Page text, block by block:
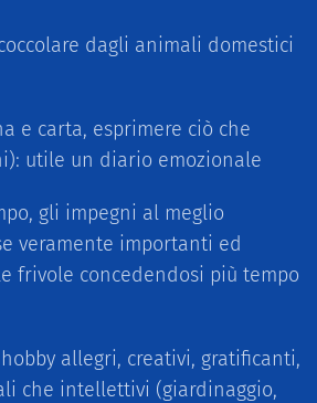
dagli animali domestici
e carta, esprimere ciò che
utile un diario emozionale
gli impegni al meglio
veramente importanti ed
frivole concedendosi più tempo
allegri, creativi, gratificanti,
che intellettivi (giardinaggio,